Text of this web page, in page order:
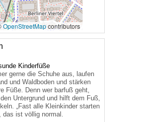
OpenStreetMapcontributors
Kinderfüße
gerne die Schuhe aus, laufen
und Waldboden und stärken
Füße. Denn wer barfuß geht,
Untergrund und hilft dem Fuß,
„Fast alle Kleinkinder starten
das ist völlig normal.